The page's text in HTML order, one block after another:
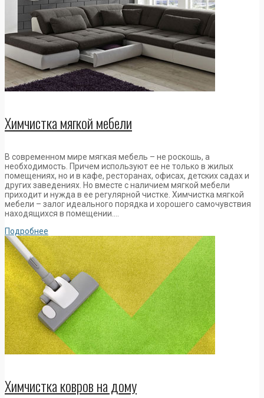
Химчистка мягкой мебели
В современном мире мягкая мебель – не роскошь, а
необходимость. Причем используют ее не только в жилых
помещениях, но и в кафе, ресторанах, офисах, детских садах и
других заведениях. Но вместе с наличием мягкой мебели
приходит и нужда в ее регулярной чистке. Химчистка мягкой
мебели – залог идеального порядка и хорошего самочувствия
находящихся в помещении….
Подробнее
Химчистка ковров на дому